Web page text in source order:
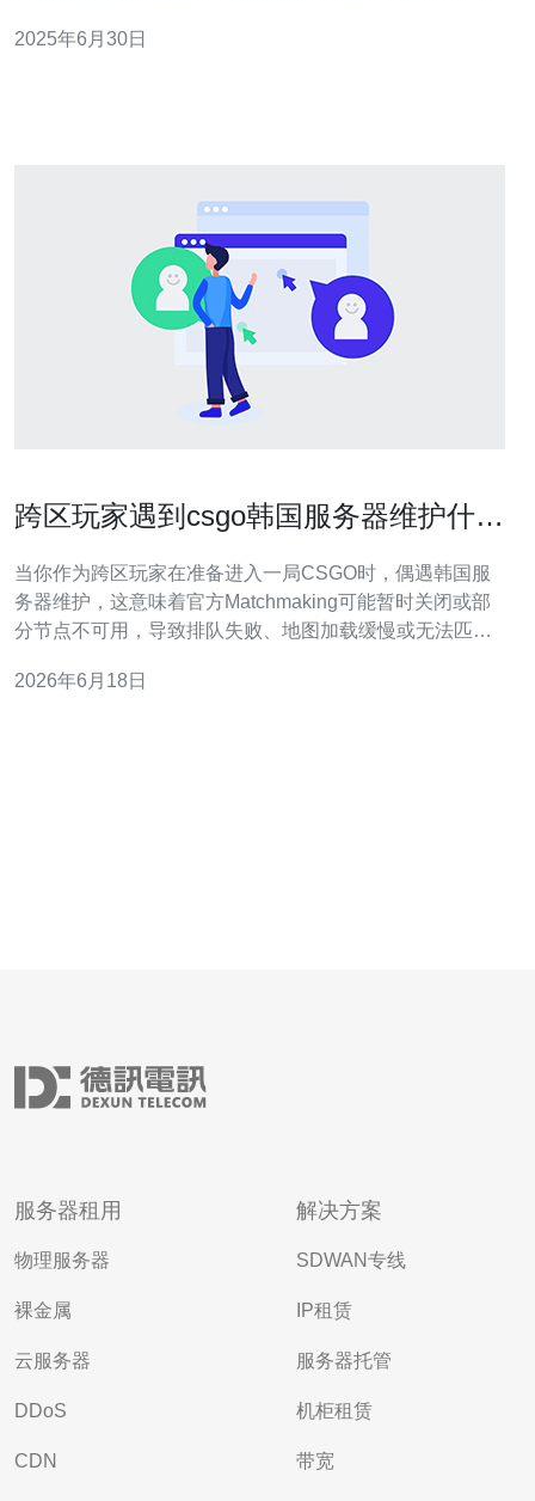
服务器云主机提供各种服务，包括但不限于： 网站托管 应
2025年6月30日
跨区玩家遇到csgo韩国服务器维护什么
当你作为跨区玩家在准备进入一局CSGO时，偶遇韩国服
务器维护，这意味着官方Matchmaking可能暂时关闭或部
分节点不可用，导致排队失败、地图加载缓慢或无法匹配
最大限度减少等待时间，继续享受游戏。 首先，判断是否
2026年6月18日
服务器租用
物理服务器
裸金属
云服务器
DDoS
CDN
解决方案
SDWAN专线
IP租赁
服务器托管
机柜租赁
带宽